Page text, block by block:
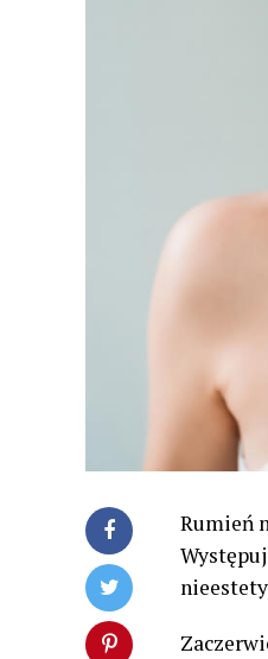
Rumień